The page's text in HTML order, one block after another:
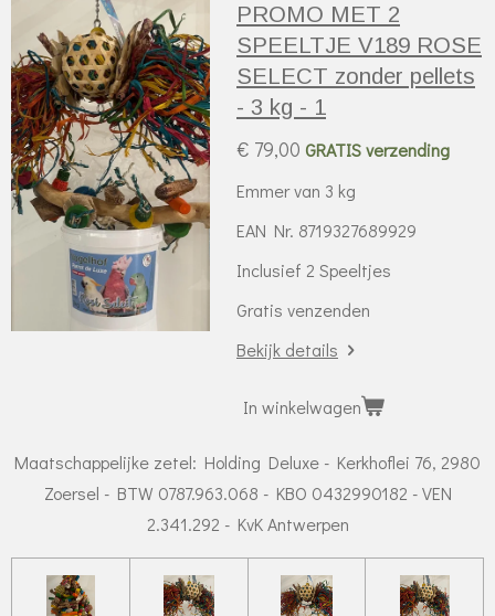
PROMO MET 2
SPEELTJE V189 ROSE
SELECT zonder pellets
- 3 kg - 1
€ 79,00 GRATIS verzending
Emmer van 3 kg
EAN Nr. 8719327689929
Inclusief 2 Speeltjes
Gratis venzenden
Bekijk details
In winkelwagen
Maatschappelijke zetel: Holding Deluxe - Kerkhoflei 76, 2980
Zoersel - BTW 0787.963.068 - KBO 0432990182 - VEN
2.341.292 - KvK Antwerpen